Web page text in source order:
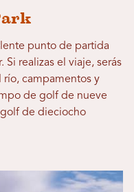
punto de partida
Si realizas el viaje, serás
río, campamentos y
de golf de nueve
de dieciocho